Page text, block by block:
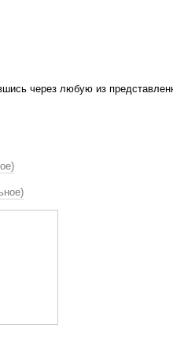
через любую из